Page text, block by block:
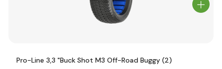
Pro-Line 3,3 "Buck Shot M3 Off-Road Buggy (2)